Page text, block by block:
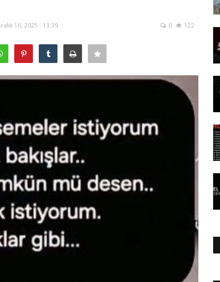
16, 2025 - 13:39 0 122